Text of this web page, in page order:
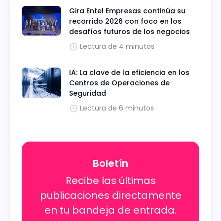
Gira Entel Empresas continúa su
recorrido 2026 con foco en los
desafíos futuros de los negocios
Lectura de 4 minutos
IA: La clave de la eficiencia en los
Centros de Operaciones de
Seguridad
Lectura de 6 minutos
Boletín
Recibe las últimas
publicaciones directamente
en tu bandeja de entrada.